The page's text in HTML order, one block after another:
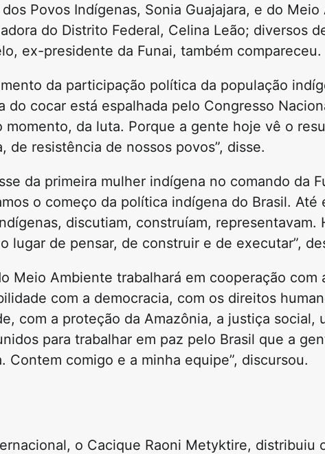
Povos Indígenas, Sonia Guajajara, e do
do Distrito Federal, Celina Leão; diversos
ex-presidente da Funai, também compareceu.
da participação política da população
do cocar está espalhada pelo Congresso
da luta. Porque a gente hoje vê o
resistência de nossos povos”, disse.
da primeira mulher indígena no comando da
o começo da política indígena do Brasil. Até
discutiam, construíam, representavam.
lugar de pensar, de construir e de executar”,
Meio Ambiente trabalhará em cooperação com
com a democracia, com os direitos
com a proteção da Amazônia, a justiça social,
para trabalhar em paz pelo Brasil que a
comigo e a minha equipe”, discursou.
o Cacique Raoni Metyktire, distribuiu